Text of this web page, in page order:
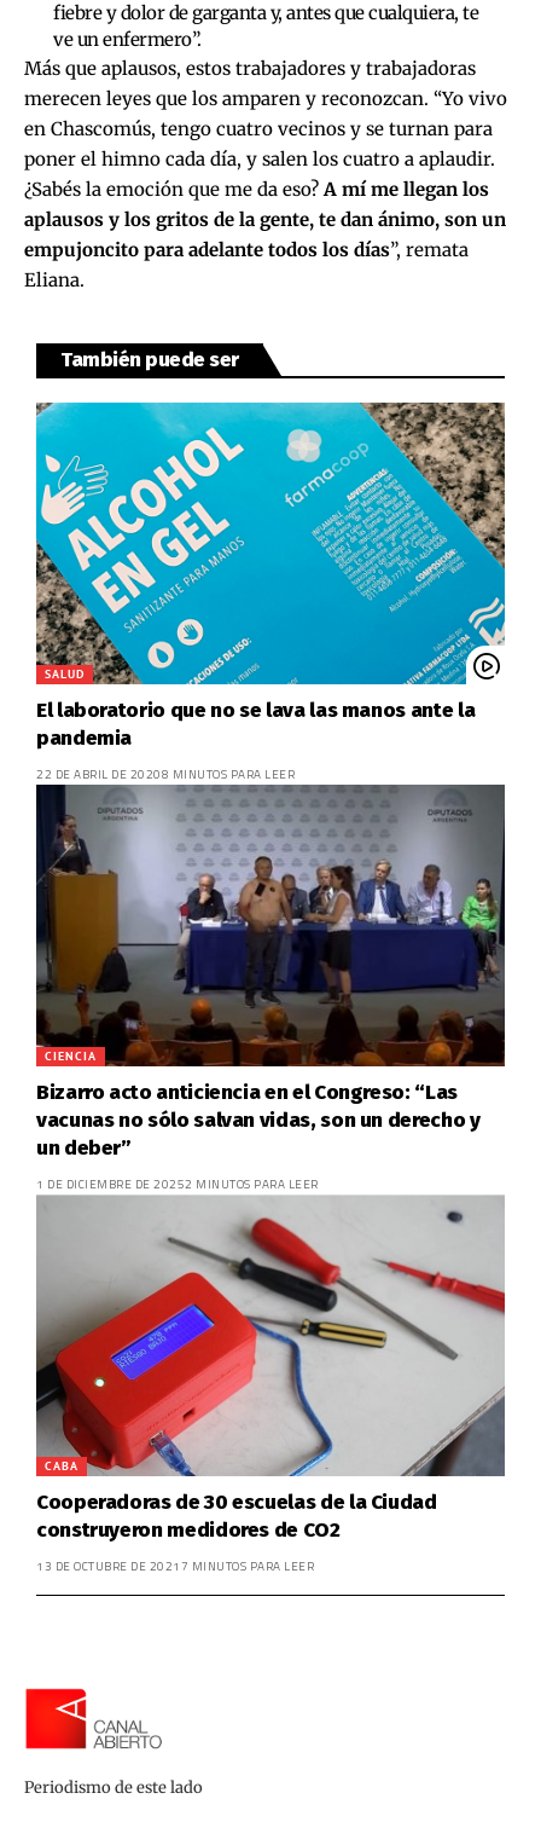
fiebre y dolor de garganta y, antes que cualquiera, te
ve un enfermero”.
Más que aplausos, estos trabajadores y trabajadoras
merecen leyes que los amparen y reconozcan. “Yo vivo
en Chascomús, tengo cuatro vecinos y se turnan para
poner el himno cada día, y salen los cuatro a aplaudir.
¿Sabés la emoción que me da eso?A mí me llegan los
aplausos y los gritos de la gente, te dan ánimo, son un
empujoncito para adelante todos los días”, remata
Eliana.
También puede ser
SALUD
El laboratorio que no se lava las manos ante la
pandemia
22 DE ABRIL DE 20208 MINUTOS PARA LEER
CIENCIA
Bizarro acto anticiencia en el Congreso: “Las
vacunas no sólo salvan vidas, son un derecho y
un deber”
1 DE DICIEMBRE DE 20252 MINUTOS PARA LEER
CABA
Cooperadoras de 30 escuelas de la Ciudad
construyeron medidores de CO2
13 DE OCTUBRE DE 2021 7 MINUTOS PARA LEER
Periodismo de este lado